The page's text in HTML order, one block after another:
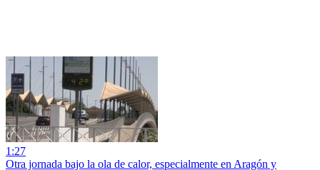
1:27
Otra jornada bajo la ola de calor, especialmente en Aragón y